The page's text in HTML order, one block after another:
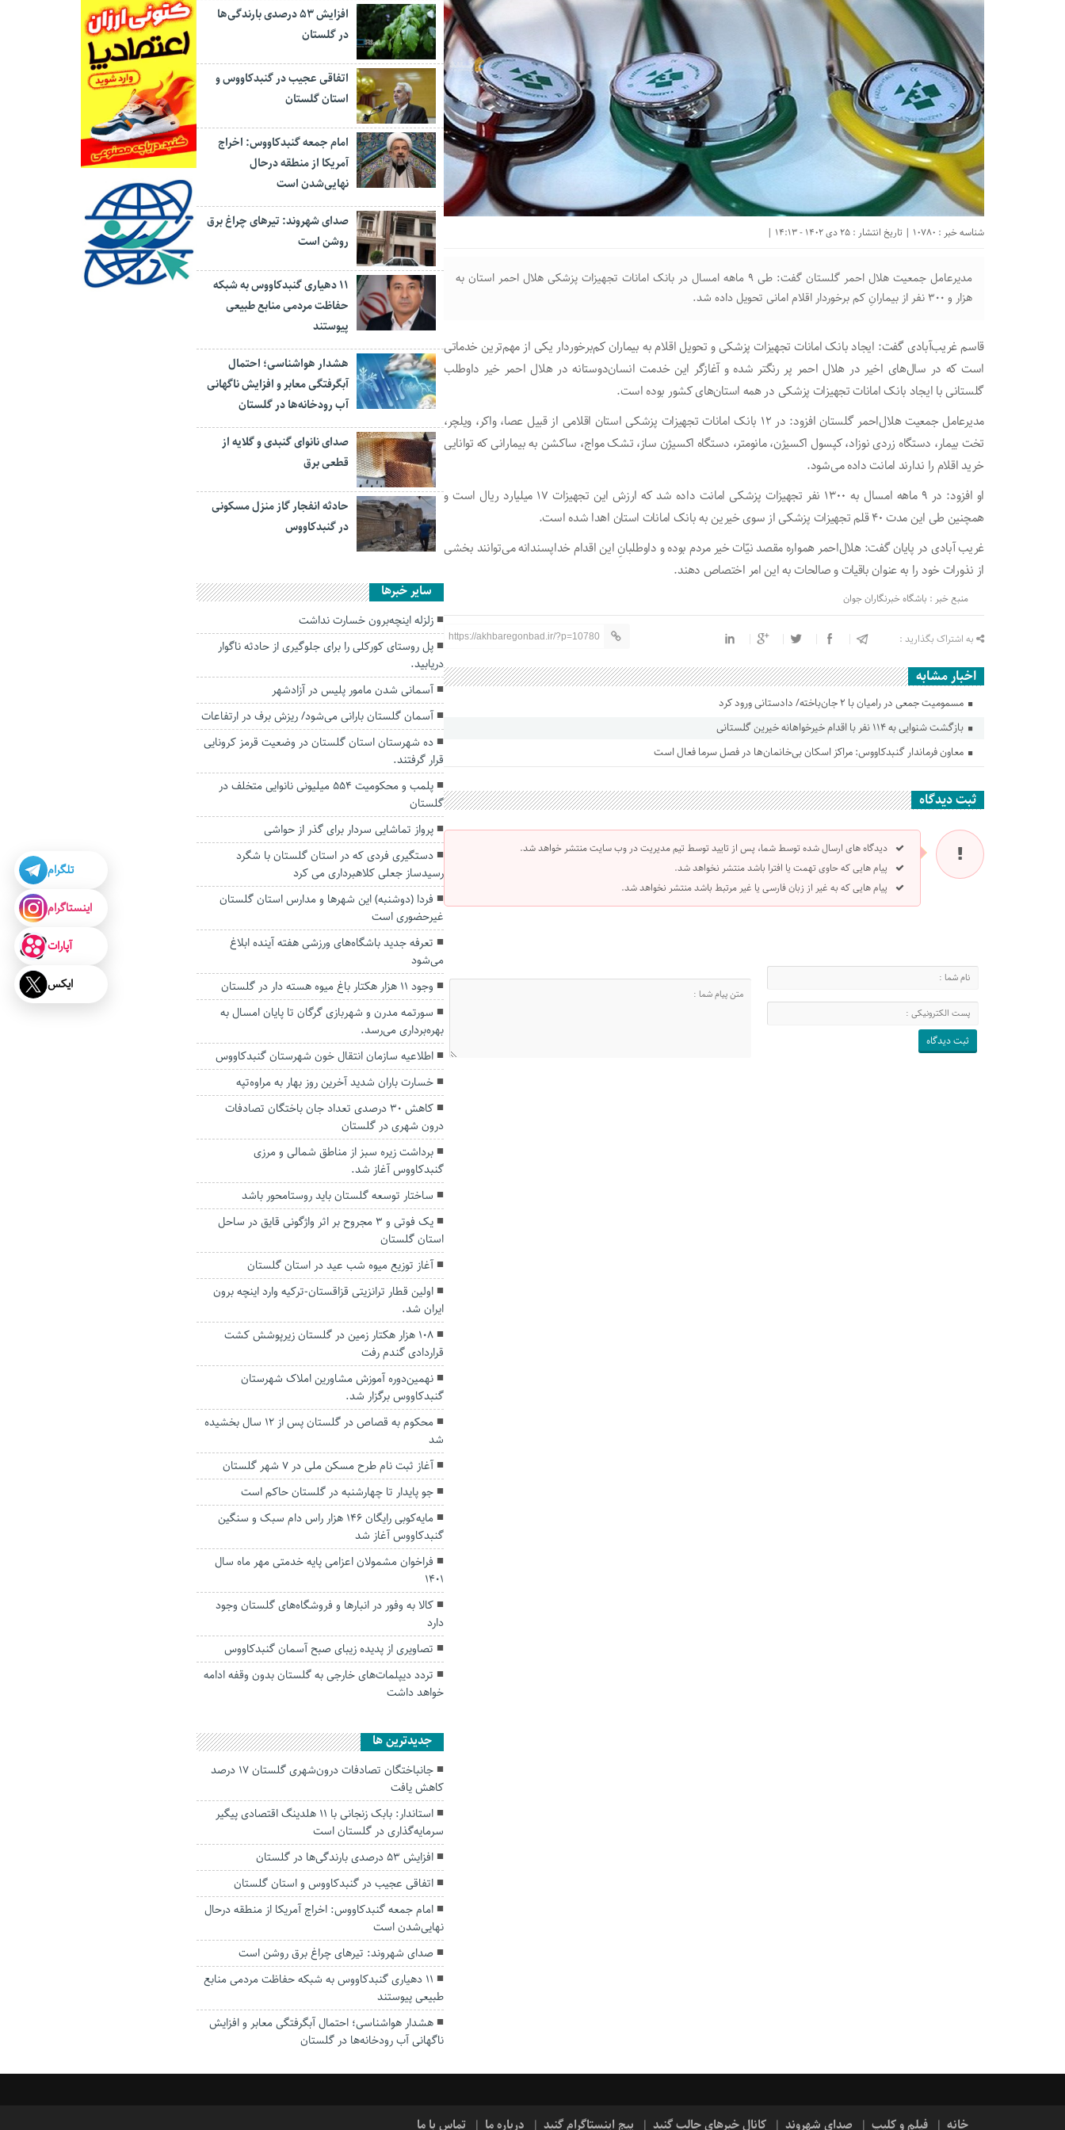
شناسه خبر : 10780 | تاریخ انتشار : 25 دی 1402 - 14:13 |
مدیرعامل جمعیت هلال احمر گلستان گفت: طی ۹ ماهه امسال در بانک امانات تجهیزات پزشکی هلال احمر استان به
هزار و ۳۰۰ نفر از بیمارانِ کم برخوردار اقلام امانی تحویل داده شد.
قاسم غریب‌آبادی گفت: ایجاد بانک امانات تجهیزات پزشکی و تحویل اقلام به بیماران کم‌برخوردار یکی از مهم‌ترین خدماتی
است که در سال‌های اخیر در هلال احمر پر رنگتر شده و آغازگر این خدمت انسان‌دوستانه در هلال احمر خیر داوطلب
گلستانی با ایجاد بانک امانات تجهیزات پزشکی در همه استان‌های کشور بوده است.
مدیرعامل جمعیت هلال‌احمر گلستان افزود: در ۱۲ بانک امانات تجهیزات پزشکی استان اقلامی از قبیل عصا، واکر، ویلچر،
تخت بیمار، دستگاه زردی نوزاد، کپسول اکسیژن، مانومتر، دستگاه اکسیژن ساز، تشک مواج، ساکشن به بیمارانی که توانایی
خرید اقلام را ندارند امانت داده می‌شود.
او افزود: در ۹ ماهه امسال به ۱۳۰۰ نفر تجهیزات پزشکی امانت داده شد که ارزش این تجهیزات ۱۷ میلیارد ریال است و
همچنین طی این مدت ۴۰ قلم تجهیزات پزشکی از سوی خیرین به بانک امانات استان اهدا شده است.
غریب آبادی در پایان گفت: هلال‌احمر همواره مقصد نیّات خیر مردم بوده و داوطلبانِ این اقدام خداپسندانه می‌توانند بخشی
از نذورات خود را به عنوان باقیات و صالحات به این امر اختصاص دهند.
منبع خبر : باشگاه خبرنگاران جوان
به اشتراک بگذارید : https://akhbaregonbad.ir/?p=10780
اخبار مشابه
مسمومیت جمعی در رامیان با ۲ جان‌باخته/ دادستانی ورود کرد
بازگشت شنوایی به ۱۱۴ نفر با اقدام خیرخواهانه خیرین گلستانی
معاون فرماندار گنبدکاووس: مراکز اسکان بی‌خانمان‌ها در فصل سرما فعال است
ثبت دیدگاه
دیدگاه های ارسال شده توسط شما، پس از تایید توسط تیم مدیریت در وب سایت منتشر خواهد شد.
پیام هایی که حاوی تهمت یا افترا باشد منتشر نخواهد شد.
پیام هایی که به غیر از زبان فارسی یا غیر مرتبط باشد منتشر نخواهد شد.
افزایش ۵۳ درصدی بارندگی‌ها
در گلستان
اتفاقی عجیب در‌ گنبدکاووس و
استان گلستان
امام جمعه گنبدکاووس: اخراج
آمریکا از منطقه درحال
نهایی‌شدن است
صدای شهروند: تیرهای چراغ برق
روشن است
۱۱ دهیاری گنبدکاووس به شبکه
حفاظت مردمی منابع طبیعی
پیوستند
هشدار هواشناسی؛ احتمال
آبگرفتگی معابر و افزایش ناگهانی
آب رودخانه‌ها در گلستان
صدای نانوای گنبدی و گلایه از
قطعی برق
حادثه انفجار گاز منزل مسکونی
در گنبدکاووس
سایر خبرها
زلزله اینچه‌برون خسارت نداشت
پل روستای کورکلی را برای جلوگیری از حادثه ناگوار
دریابید.
آسمانی شدن مامور پلیس در آزادشهر
آسمان گلستان بارانی می‌شود/ ریزش برف در ارتفاعات
ده شهرستان استان گلستان در وضعیت قرمز کرونایی
قرار گرفتند.
پلمب و محکومیت ۵۵۴ میلیونی نانوایی متخلف در
گلستان
پرواز تماشایی سردار برای گذر از حواشی
دستگیری فردی که در استان گلستان با شگرد
رسیدساز جعلی کلاهبرداری می کرد
فردا (دوشنبه) این شهرها و مدارس استان گلستان
غیرحضوری است
تعرفه جدید باشگاه‌های ورزشی هفته آینده ابلاغ
می‌شود
وجود ۱۱ هزار هکتار باغ میوه هسته دار در گلستان
سورتمه مدرن و شهربازی گرگان تا پایان امسال به
بهره‌برداری می‌رسد.
اطلاعیه سازمان انتقال خون شهرستان گنبدکاووس
خسارت باران شدید آخرین روز بهار به مراوه‌تپه
کاهش ۳۰ درصدی تعداد جان باختگان تصادفات
درون شهری در گلستان
برداشت زیره سبز از مناطق شمالی و مرزی
گنبدکاووس آغاز شد.
ساختار توسعه گلستان باید روستامحور باشد
یک فوتی و 3 مجروح بر اثر واژگونی قایق در ساحل
استان گلستان
آغاز توزیع میوه شب عید در استان گلستان
اولین قطار ترانزیتی قزاقستان-ترکیه وارد اینچه برون
ایران شد.
۱۰۸ هزار هکتار زمین‌ در گلستان زیرپوشش کشت
قراردادی گندم رفت
نهمین‌دوره آموزش مشاورین املاک شهرستان
گنبدکاووس برگزار شد.
محکوم به قصاص در گلستان پس از ۱۲ سال بخشیده
شد
آغاز ثبت نام طرح مسکن ملی در ۷ شهر گلستان
جو پایدار تا چهارشنبه در گلستان حاکم است
مایه‌کوبی رایگان ۱۴۶ هزار راس دام‌ سبک و سنگین
گنبدکاووس آغاز شد
فراخوان مشمولان اعزامی پایه خدمتی مهر ماه سال
۱۴۰۱
کالا به وفور در انبار‌ها و فروشگاه‌های گلستان وجود
دارد
تصاویری از پدیده زیبای صبح آسمان گنبدکاووس
تردد دیپلمات‌های خارجی به گلستان بدون وقفه ادامه
خواهد داشت
جديدترين ها
جانباختگان تصادفات درون‌شهری گلستان ۱۷ درصد
کاهش یافت
استاندار: بابک زنجانی با ۱۱ هلدینگ اقتصادی پیگیر
سرمایه‌گذاری در گلستان است
افزایش ۵۳ درصدی بارندگی‌ها در گلستان
اتفاقی عجیب در‌ گنبدکاووس و استان گلستان
امام جمعه گنبدکاووس: اخراج آمریکا از منطقه درحال
نهایی‌شدن است
صدای شهروند: تیرهای چراغ برق روشن است
۱۱ دهیاری گنبدکاووس به شبکه حفاظت مردمی منابع
طبیعی پیوستند
هشدار هواشناسی؛ احتمال آبگرفتگی معابر و افزایش
ناگهانی آب رودخانه‌ها در گلستان
خانه فیلم و کلیپ صدای شهروند کانال خبرهای جالب گنبد پیج اینستاگرام گنبد درباره ما تماس با ما
تلگرام
اینستاگرام
آپارات
ایکس